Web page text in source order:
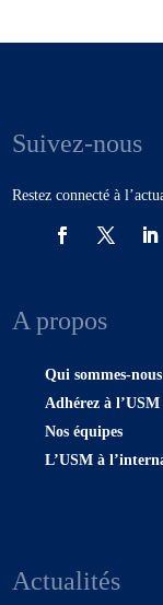
Suivez-nous
Restez connecté à
A propos
Qui sommes-
Adhérez à l’USM
Nos équipes
L’USM à
Actualités